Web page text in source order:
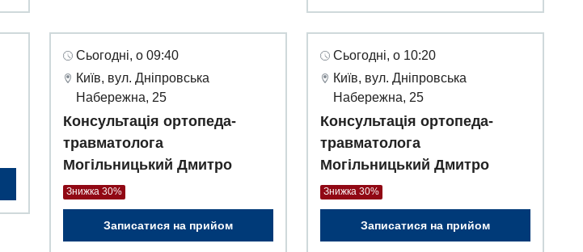
Сьогодні, о 09:40
Київ, вул. Дніпровська
Набережна, 25
Консультація ортопеда-
травматолога
Могільницький Дмитро
Знижка 30%
Записатися на прийом
Сьогодні, о 10:20
Київ, вул. Дніпровська
Набережна, 25
Консультація ортопеда-
травматолога
Могільницький Дмитро
Знижка 30%
Записатися на прийом